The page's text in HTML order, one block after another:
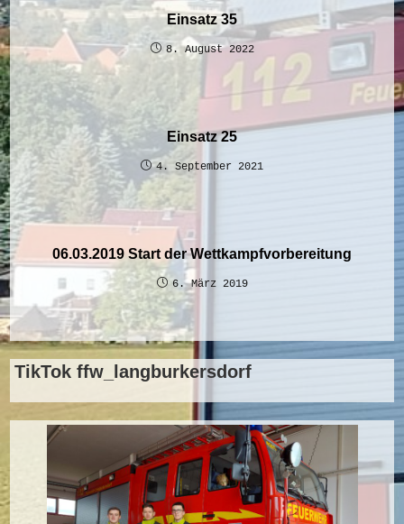
Einsatz 35
8. August 2022
Einsatz 25
4. September 2021
06.03.2019 Start der Wettkampfvorbereitung
6. März 2019
TikTok ffw_langburkersdorf